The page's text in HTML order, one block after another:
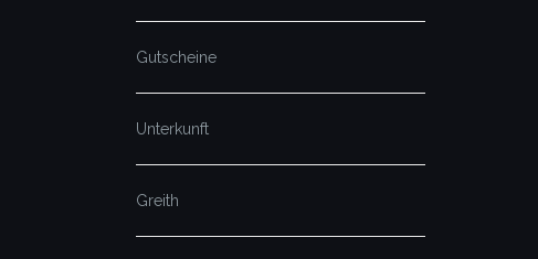
Gutscheine
Unterkunft
Greith